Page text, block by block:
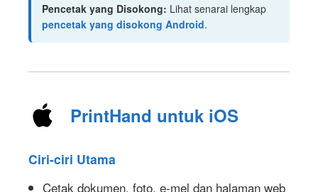
Pencetak yang Disokong: Lihat senarai lengkap
pencetak yang disokong Android.
PrintHand untuk iOS
Ciri-ciri Utama
Cetak dokumen, foto, e-mel dan halaman web